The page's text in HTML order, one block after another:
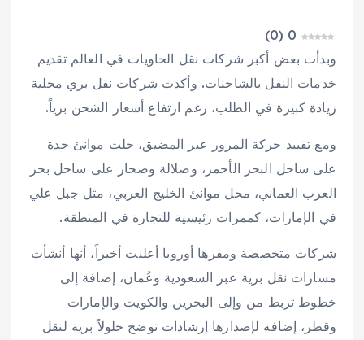
0
(
0
)
وبدأت بعض أكبر شركات نقل الحاويات في العالم تقديم
خدمات النقل بالشاحنات. وأكدت شركات نقل بري محلية
زيادة كبيرة في الطلب، رغم ارتفاع أسعار الشحن برياً.
ومع تقييد حركة المرور عبر المضيق، حلت موانئ جدة
على ساحل البحر الأحمر، وصلالة وصحار على ساحل بحر
العرب العماني، محل موانئ الخليج العربي، مثل جبل علي
في الإمارات، كممرات رئيسية للتجارة في المنطقة.
شركات متخصصة ومقرها أوروبا أعلنت أخيراً، أنها أنشأت
مسارات نقل برية عبر السعودية وعُمان، إضافة إلى
خطوط تربط من وإلى البحرين والكويت والإمارات
وقطر، إضافة لإصدارها إرشادات توضح حلولاً برية لنقل